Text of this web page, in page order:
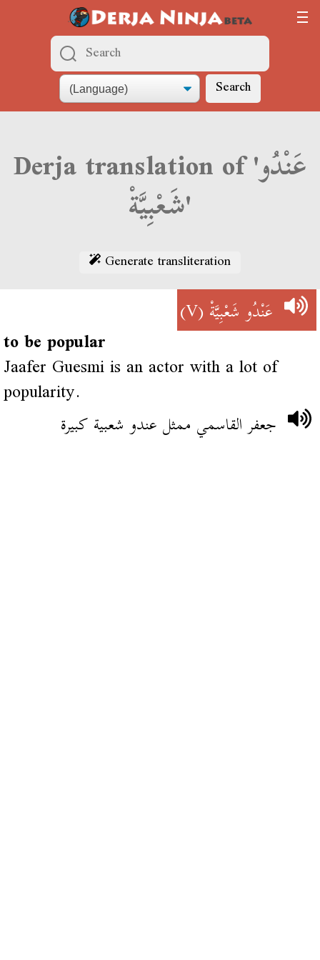
Search
Derja translation of 'عَنْدُو
شَعْبِيَّةْ'
Generate transliteration
عَنْدُو شَعْبِيَّةْ(V)
to be popular
Jaafer Guesmi is an actor with a lot of
popularity.
جعفر القاسمي ممثل عندو شعبية كبيرة